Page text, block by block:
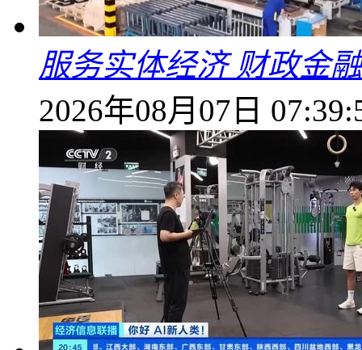
服务实体经济 财政金
2026年08月07日